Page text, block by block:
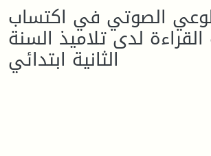
الصوتي في اكتساب
القراءة لدى تلاميذ السنة
الثانية ابتدائي